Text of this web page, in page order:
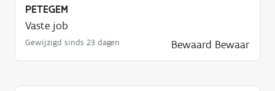
PETEGEM
Vaste job
Gewijzigd sinds 23 dagen Bewaard Bewaar